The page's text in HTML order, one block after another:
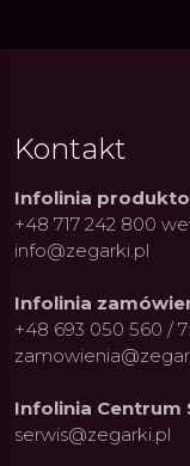
Kontakt
Infolinia
+48 717 242 800
info@zegarki.pl
Infolinia
+48 693 050 560 /
Infolinia Centrum
serwis@zegarki.pl